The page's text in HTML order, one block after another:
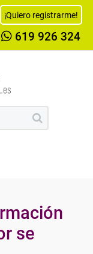
¡Quiero registrarme!
619 926 324
se